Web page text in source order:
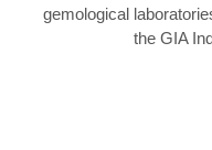
gemological
the GIA